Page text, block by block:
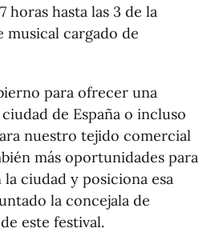
horas hasta las 3 de la
musical cargado de
para ofrecer una
de España o incluso
nuestro tejido comercial
más oportunidades para
ciudad y posiciona esa
la concejala de
este festival.